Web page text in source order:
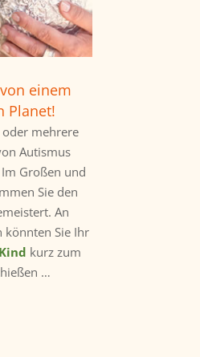
einem
Planet!
oder mehrere
Autismus
Großen und
Sie den
An
könnten Sie Ihr
kurz zum
…